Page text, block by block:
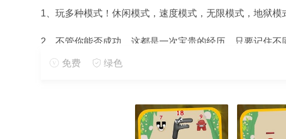
1、玩多种模式！休闲模式，速度模式，无限模式，地狱模
2、不管你能否成功，这都是一次宝贵的经历。只要记住不
3、屏幕上方的条形表示手游的剩余时间。如果扣除所有费
1、各种消除模式都是开放的。在每个模式中体验独特的
免费 绿色